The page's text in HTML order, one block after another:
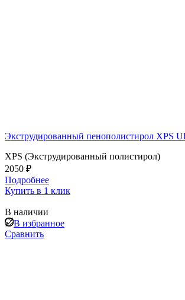
Экструдированный пенополистирол XPS
XPS (Экструдированный полистирол)
2050 ₽
Подробнее
Купить в 1 клик
В наличии
В избранное
Сравнить